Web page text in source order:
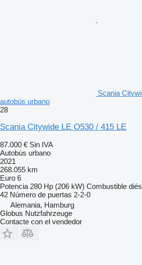
Scania
autobús urbano
28
Scania Citywide LE O530 / 415 LE
87.000 € Sin IVA
Autobús urbano
2021
268.055 km
Euro 6
Potencia 280 Hp (206 kW) Combustible
42 Número de puertas 2-2-0
Alemania, Hamburg
Globus Nutzfahrzeuge
Contacte con el vendedor